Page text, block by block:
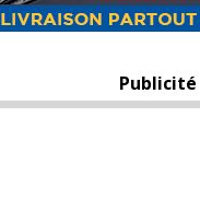
Publicité